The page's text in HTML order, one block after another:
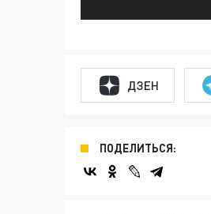
ДЗЕН
ПОДЕЛИТЬСЯ: